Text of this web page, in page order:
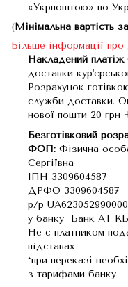
«Укрпоштою» по
(Мінімальна вартість
Більше інформації про
Накладений платіж
доставки
Розрахунок
служби доставки.
нової пошти 20 грн
Безготівковий
ФОП: Фізична
Сергіївна
ІПН 3309604587
ДРФО 3309604587
р/р
у банку Банк АТ
Не є платником
підставах
*при переказі
з тарифами банку